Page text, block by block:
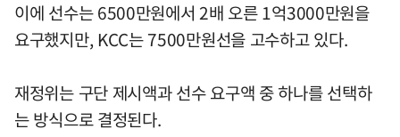
이에 선수는 6500만원에서 2배 오른 1억3000만원을
요구했지만, KCC는 7500만원선을 고수하고 있다.
재정위는 구단 제시액과 선수 요구액 중 하나를 선택하
는 방식으로 결정된다.